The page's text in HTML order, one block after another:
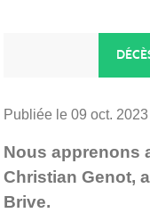
Publiée le 09 oct. 2023
Nous apprenons
Christian Genot,
Brive.